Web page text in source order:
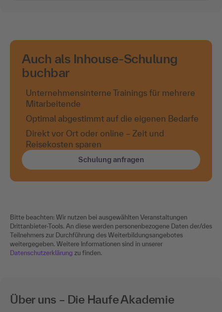
Auch als Inhouse-Schulung
buchbar
Unternehmensinterne Trainings für mehrere
Mitarbeitende
Optimal abgestimmt auf die eigenen Bedarfe
Direkt vor Ort oder online – Zeit und
Reisekosten sparen
Schulung anfragen
Bitte beachten: Wir nutzen bei ausgewählten Veranstaltungen
Drittanbieter-Tools. An diese werden personenbezogene Daten der/des
Teilnehmers zur Durchführung des Weiterbildungsangebotes
weitergegeben. Weitere Informationen sind in unserer
Datenschutzerklärung zu finden.
Über uns – Die Haufe Akademie